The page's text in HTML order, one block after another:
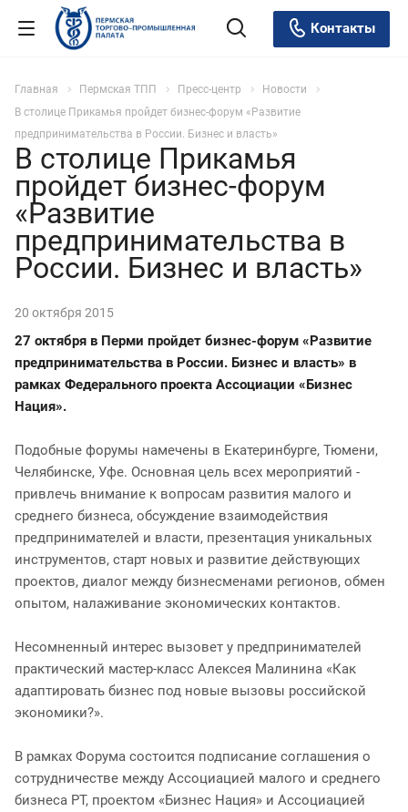
Контакты
Главная Пермская ТПП Пресс-центр
Новости
В столице Прикамья пройдет бизнес-форум «Развитие
предпринимательства в России. Бизнес и власть»
В столице Прикамья
пройдет бизнес-форум
«Развитие
предпринимательства в
России. Бизнес и власть»
20 октября 2015
27 октября в Перми пройдет бизнес-форум «Развитие
предпринимательства в России. Бизнес и власть» в
рамках Федерального проекта Ассоциации «Бизнес
Нация».
Подобные форумы намечены в Екатеринбурге, Тюмени,
Челябинске, Уфе. Основная цель всех мероприятий -
привлечь внимание к вопросам развития малого и
среднего бизнеса, обсуждение взаимодействия
предпринимателей и власти, презентация уникальных
инструментов, старт новых и развитие действующих
проектов, диалог между бизнесменами регионов, обмен
опытом, налаживание экономических контактов.
Несомненный интерес вызовет у предпринимателей
практический мастер-класс Алексея Малинина «Как
адаптировать бизнес под новые вызовы российской
экономики?».
В рамках Форума состоится подписание соглашения о
сотрудничестве между Ассоциацией малого и среднего
бизнеса РТ, проектом «Бизнес Нация» и Ассоциацией